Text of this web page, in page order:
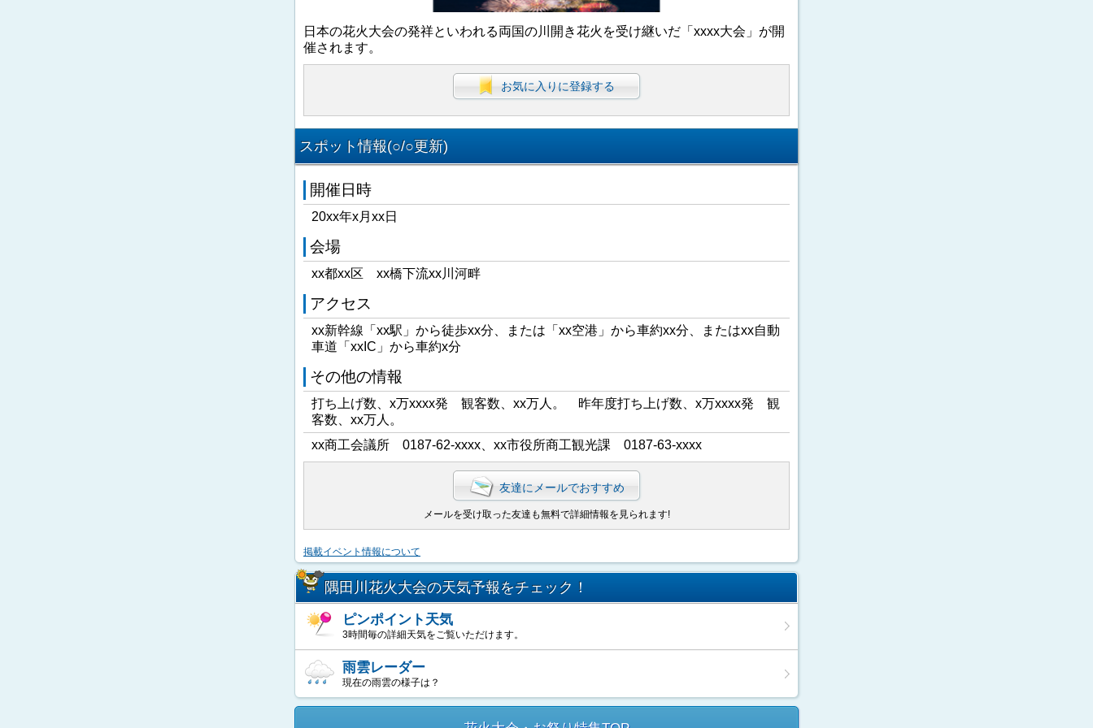
日本の花火大会の発祥といわれる両国の川開き花火を受け継いだ「xxxx大会」が開
催されます。
お気に入りに登録する
スポット情報(○/○更新)
開催日時
20xx年x月xx日
会場
xx都xx区 xx橋下流xx川河畔
アクセス
xx新幹線「xx駅」から徒歩xx分、または「xx空港」から車約xx分、またはxx自動
車道「xxIC」から車約x分
その他の情報
打ち上げ数、x万xxxx発 観客数、xx万人。 昨年度打ち上げ数、x万xxxx発 観
客数、xx万人。
xx商工会議所 0187-62-xxxx、xx市役所商工観光課 0187-63-xxxx
友達にメールでおすすめ
メールを受け取った友達も無料で詳細情報を見られます!
掲載イベント情報について
隅田川花火大会の天気予報をチェック！
ピンポイント天気
3時間毎の詳細天気をご覧いただけます。
雨雲レーダー
現在の雨雲の様子は？